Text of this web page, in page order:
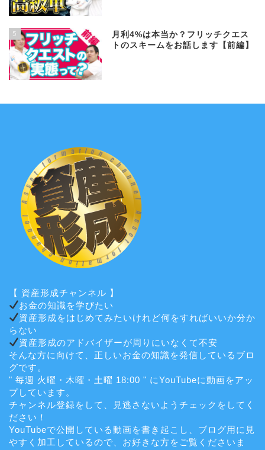
5
月利4%は本当か？フリッチクエス
トのスキームをお話します【前編】
【 資産形成チャンネル 】
お金の知識を学びたい
資産形成をはじめてみたいけれど何をすればいいか分か
らない
資産形成のアドバイザーが周りにいなくて不安
そんな方に向けて、正しいお金の知識を発信しているブロ
グです。
" 毎週 火曜・木曜・土曜 18:00 " にYouTubeに動画をアッ
プしています。
チャンネル登録をして、見逃さないようチェックをしてく
ださい！
YouTubeで公開している動画を書き起こし、ブログ用に見
やすく加工しているので、お好きな方をご覧くださいま